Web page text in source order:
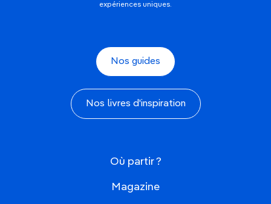
expériences uniques.
Nos guides
Nos livres d'inspiration
Où partir ?
Magazine